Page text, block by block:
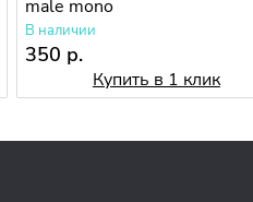
male mono
В наличии
350 р.
Купить в 1 клик